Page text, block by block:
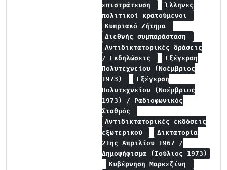
επιστράτευση
Έλληνες
πολιτικοί κρατούμενοι
Κυπριακό Ζήτημα
Διεθνής συμπαράσταση
Αντιδικτατορικές δράσεις
/ Εκδηλώσεις
Εξέγερση
Πολυτεχνείου (Νοέμβριος
1973)
Εξέγερση
Πολυτεχνείου (Νοέμβριος
1973) / Ραδιοφωνικός
Σταθμός
Αντιδικτατορικές εκδόσεις
εξωτερικού
Δικτατορία
21ης Απριλίου 1967 /
Δημοψήφισμα (Ιούλιος 1973)
Κυβέρνηση Μαρκεζίνη